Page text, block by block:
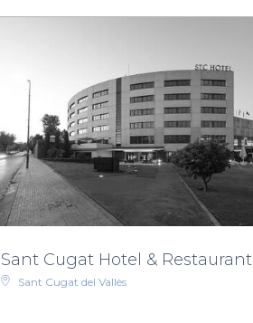
Sant Cugat Hotel & Restaurant
Sant Cugat del Vallès